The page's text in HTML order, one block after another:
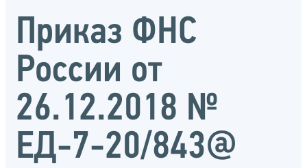
Приказ ФНС
России от
26.12.2018 №
ЕД-7-20/843@